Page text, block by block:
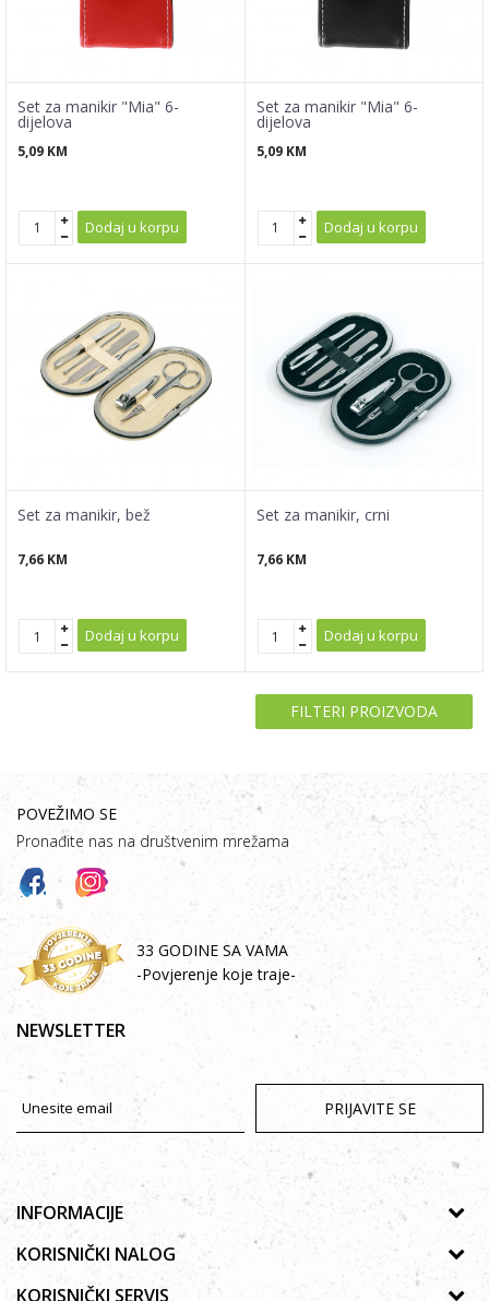
Set za manikir "Mia" 6-
dijelova
5,09 KM
Dodaj u korpu
Set za manikir "Mia" 6-
dijelova
5,09 KM
Dodaj u korpu
Set za manikir, bež
7,66 KM
Dodaj u korpu
Set za manikir, crni
7,66 KM
Dodaj u korpu
FILTERI PROIZVODA
POVEŽIMO SE
Pronađite nas na društvenim mrežama
33 GODINE SA VAMA
-Povjerenje koje traje-
NEWSLETTER
PRIJAVITE SE
INFORMACIJE
O nama
KORISNIČKI NALOG
Uputstvo za registraciju
KORISNIČKI SERVIS